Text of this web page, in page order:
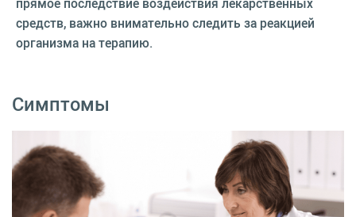
средств, важно внимательно следить за реакцией
организма на терапию.
Симптомы